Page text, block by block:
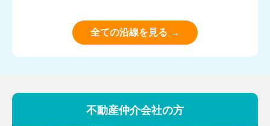
全ての沿線を見る →
不動産仲介会社の方